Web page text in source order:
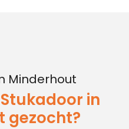
Minderhout
in
gezocht?